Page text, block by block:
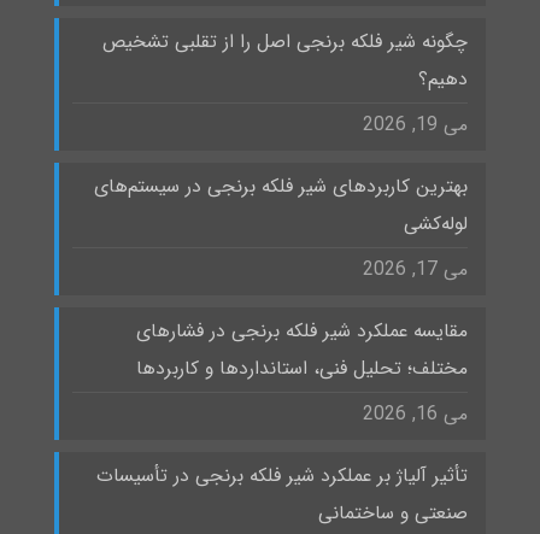
چگونه شیر فلکه برنجی اصل را از تقلبی تشخیص
دهیم؟
می 19, 2026
بهترین کاربردهای شیر فلکه برنجی در سیستم‌های
لوله‌کشی
می 17, 2026
مقایسه عملکرد شیر فلکه برنجی در فشارهای
مختلف؛ تحلیل فنی، استانداردها و کاربردها
می 16, 2026
تأثیر آلیاژ بر عملکرد شیر فلکه برنجی در تأسیسات
صنعتی و ساختمانی